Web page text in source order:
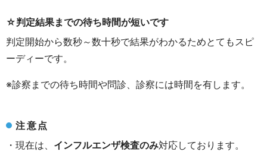
☆判定結果までの待ち時間が短いです
判定開始から数秒～数十秒で結果がわかるためとてもスピ
ーディーです。
※診察までの待ち時間や問診、診察には時間を有します。
注意点
・現在は、 インフルエンザ検査のみ対応しております。